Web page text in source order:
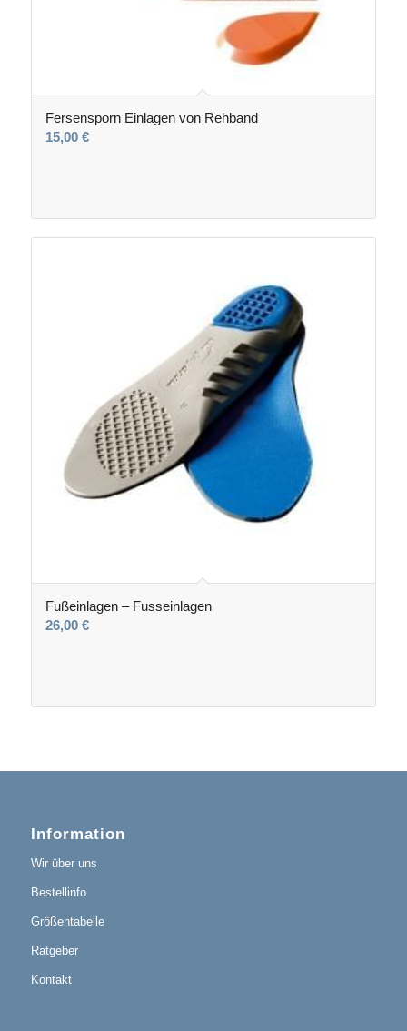
Fersensporn Einlagen von Rehband
15,00 €
Fußeinlagen – Fusseinlagen
26,00 €
Information
Wir über uns
Bestellinfo
Größentabelle
Ratgeber
Kontakt